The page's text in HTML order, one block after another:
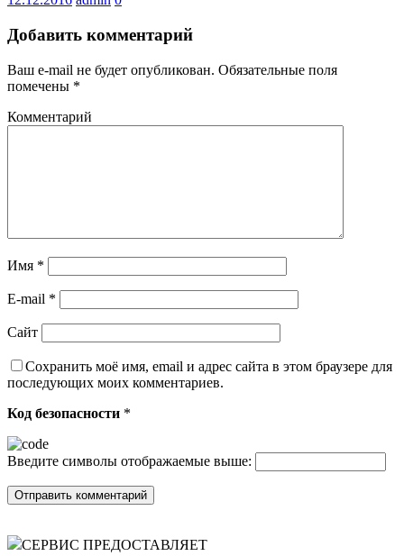
Добавить комментарий
Ваш e-mail не будет опубликован. Обязательные поля
помечены *
Комментарий
Имя *
E-mail *
Сайт
Сохранить моё имя, email и адрес сайта в этом браузере для
последующих моих комментариев.
Код безопасности *
Введите символы отображаемые выше:
СЕРВИС ПРЕДОСТАВЛЯЕТ